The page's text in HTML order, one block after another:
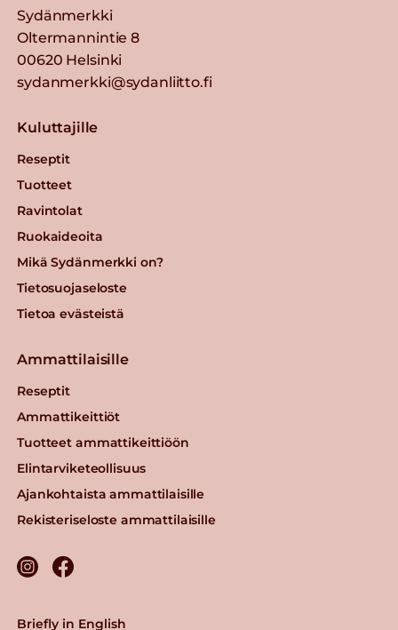
Sydänmerkki
Oltermannintie 8
00620 Helsinki
sydanmerkki@sydanliitto.fi
Kuluttajille
Reseptit
Tuotteet
Ravintolat
Ruokaideoita
Mikä Sydänmerkki on?
Tietosuojaseloste
Tietoa evästeistä
Ammattilaisille
Reseptit
Ammattikeittiöt
Tuotteet ammattikeittiöön
Elintarviketeollisuus
Ajankohtaista ammattilaisille
Rekisteriseloste ammattilaisille
Briefly in English